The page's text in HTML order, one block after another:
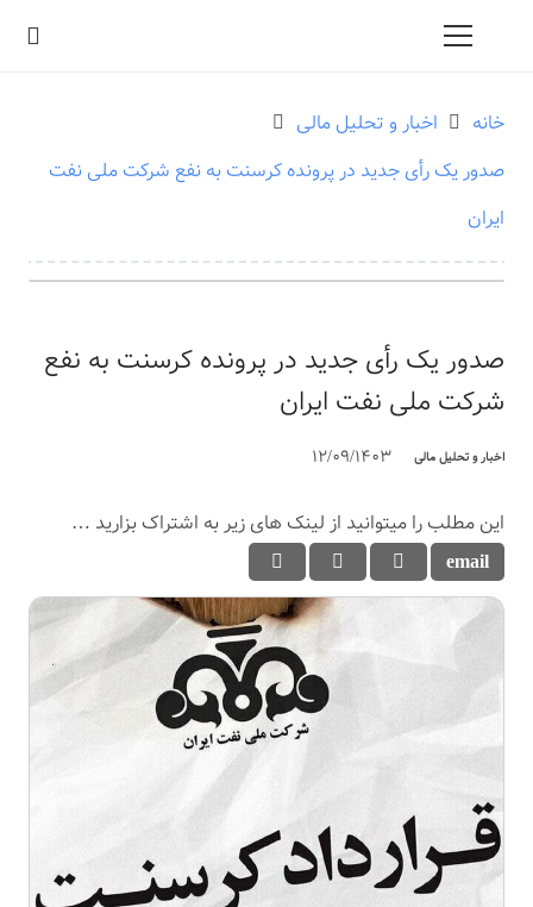
خانه
اخبار و تحلیل مالی
صدور یک رأی جدید در پرونده کرسنت به نفع شرکت ملی نفت
ایران
صدور یک رأی جدید در پرونده کرسنت به نفع
شرکت ملی نفت ایران
اخبار و تحلیل مالی 12/09/1403
این مطلب را میتوانید از لینک های زیر به اشتراک بزارید …